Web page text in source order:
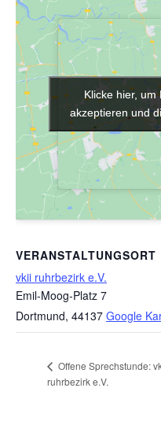
VERANSTALTUNGSORT
vkii ruhrbezirk e.V.
Emil-Moog-Platz 7
Dortmund, 44137 Google
Klicke hier, um
akzeptieren und
Klicke hier, um
akzeptieren und
Offene Sprechstunde:
ruhrbezirk e.V.